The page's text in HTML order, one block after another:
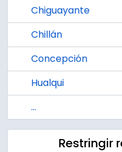
Chiguayante
Chillán
Concepción
Hualqui
...
Restringir